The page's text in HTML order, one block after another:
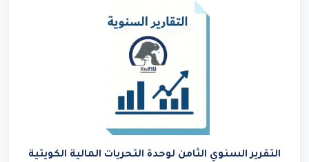
التقرير السنوي الثامن لوحدة التحريات المالية الكويتية